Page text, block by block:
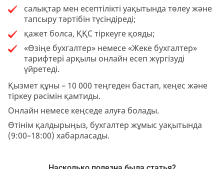
салықтар мен есептілікті уақытында төлеу және
тапсыру тәртібін түсіндіреді;
қажет болса, ҚҚС тіркеуге қояды;
«Өзіңе бухгалтер» немесе «Жеке бухгалтер»
тарифтері арқылы онлайн есеп жүргізуді
үйретеді.
Қызмет құны – 10 000 теңгеден бастап, кеңес және
тіркеу рәсімін қамтиды.
Онлайн немесе кеңседе алуға болады.
Өтінім қалдырыңыз, бухгалтер жұмыс уақытында
(9:00–18:00) хабарласады.